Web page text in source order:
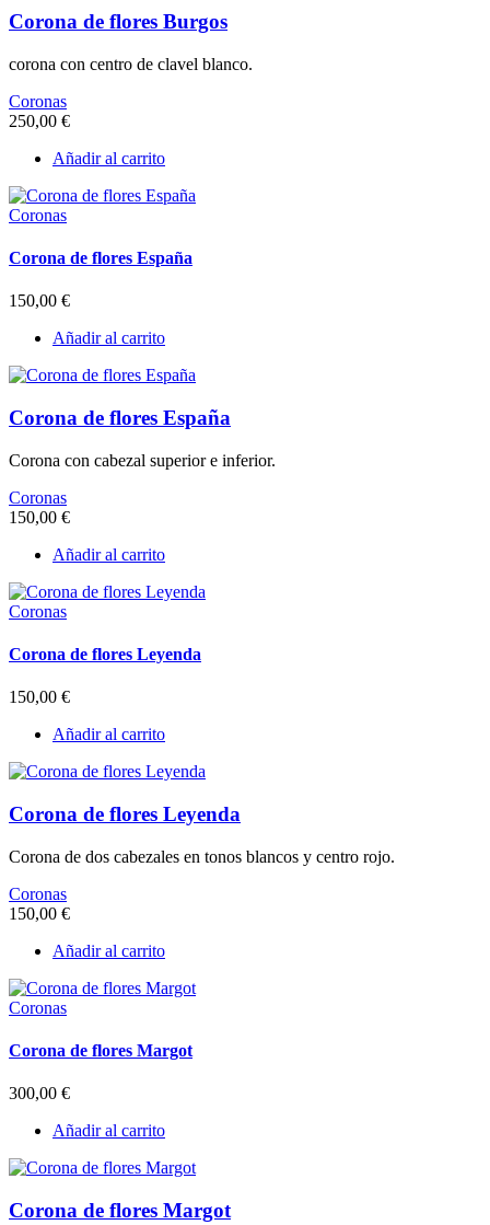
Corona de flores Burgos
corona con centro de clavel blanco.
Coronas
250,00 €
Añadir al carrito
Coronas
Corona de flores España
150,00 €
Añadir al carrito
Corona de flores España
Corona con cabezal superior e inferior.
Coronas
150,00 €
Añadir al carrito
Coronas
Corona de flores Leyenda
150,00 €
Añadir al carrito
Corona de flores Leyenda
Corona de dos cabezales en tonos blancos y centro rojo.
Coronas
150,00 €
Añadir al carrito
Coronas
Corona de flores Margot
300,00 €
Añadir al carrito
Corona de flores Margot